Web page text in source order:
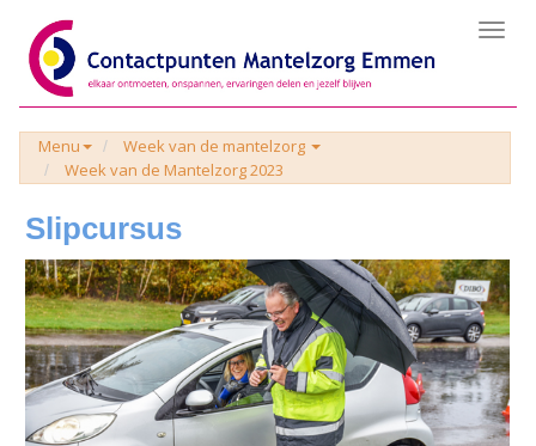
Menu
Week van de mantelzorg
Week van de Mantelzorg 2023
Slipcursus